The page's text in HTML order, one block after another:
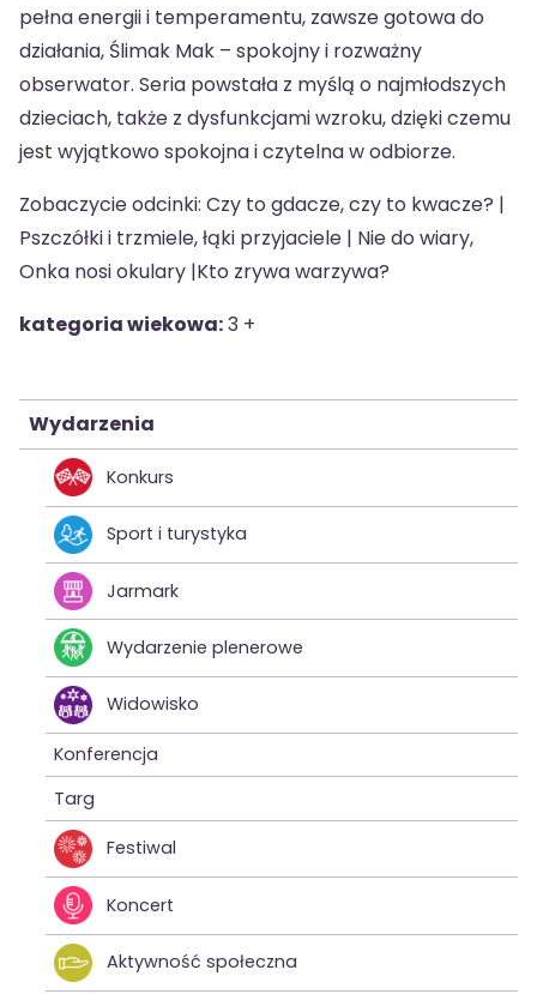
pełna energii i temperamentu, zawsze gotowa do
działania, Ślimak Mak – spokojny i rozważny
obserwator. Seria powstała z myślą o najmłodszych
dzieciach, także z dysfunkcjami wzroku, dzięki czemu
jest wyjątkowo spokojna i czytelna w odbiorze.
Zobaczycie odcinki: Czy to gdacze, czy to kwacze? |
Pszczółki i trzmiele, łąki przyjaciele | Nie do wiary,
Onka nosi okulary |Kto zrywa warzywa?
kategoria wiekowa:3 +
Wydarzenia
Konkurs
Sport i turystyka
Jarmark
Wydarzenie plenerowe
Widowisko
Konferencja
Targ
Festiwal
Koncert
Aktywność społeczna